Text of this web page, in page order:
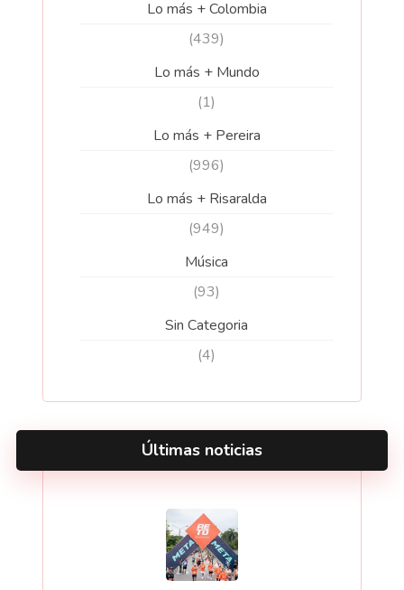
Lo más + Colombia
(439)
Lo más + Mundo
(1)
Lo más + Pereira
(996)
Lo más + Risaralda
(949)
Música
(93)
Sin Categoria
(4)
Últimas noticias